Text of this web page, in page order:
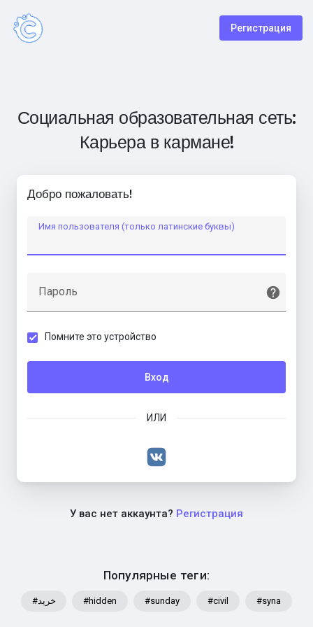
Регистрация
Социальная образовательная сеть:
Карьера в кармане!
Популярные теги:
#خرید #hidden #sunday #civil #syna
Добро пожаловать!
Имя пользователя (только латинские буквы)
Пароль
Помните это устройство
Вход
ИЛИ
У вас нет аккаунта? Регистрация